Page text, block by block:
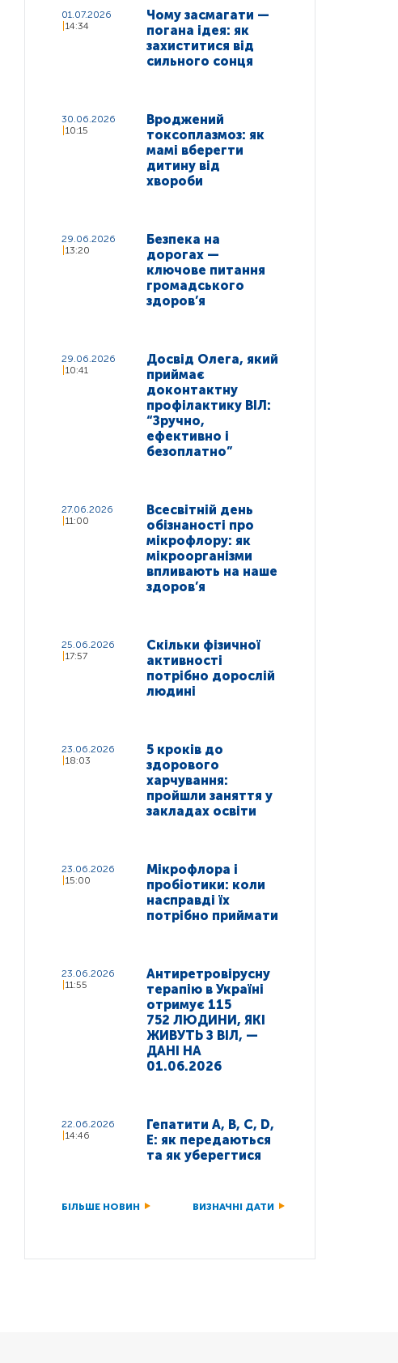
01.07.2026
14:34
Чому засмагати —
погана ідея: як
захиститися від
сильного сонця
30.06.2026
10:15
Вроджений
токсоплазмоз: як
мамі вберегти
дитину від
хвороби
29.06.2026
13:20
Безпека на
дорогах —
ключове питання
громадського
здоров’я
29.06.2026
10:41
Досвід Олега, який
приймає
доконтактну
профілактику ВІЛ:
“Зручно,
ефективно і
безоплатно”
27.06.2026
11:00
Всесвітній день
обізнаності про
мікрофлору: як
мікроорганізми
впливають на наше
здоров’я
25.06.2026
17:57
Скільки фізичної
активності
потрібно дорослій
людині
23.06.2026
18:03
5 кроків до
здорового
харчування:
пройшли заняття у
закладах освіти
23.06.2026
15:00
Мікрофлора і
пробіотики: коли
насправді їх
потрібно приймати
23.06.2026
11:55
Антиретровірусну
терапію в Україні
отримує 115
752 ЛЮДИНИ, ЯКІ
ЖИВУТЬ З ВІЛ, —
ДАНІ НА
01.06.2026
22.06.2026
14:46
Гепатити A, B, C, D,
E: як передаються
та як уберегтися
БІЛЬШЕ НОВИН ВИЗНАЧНІ ДАТИ